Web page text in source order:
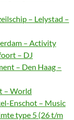
– Lelystad –
– Activity
– DJ
– Den Haag –
– World
Enschot – Music
type 5 (26 t/m